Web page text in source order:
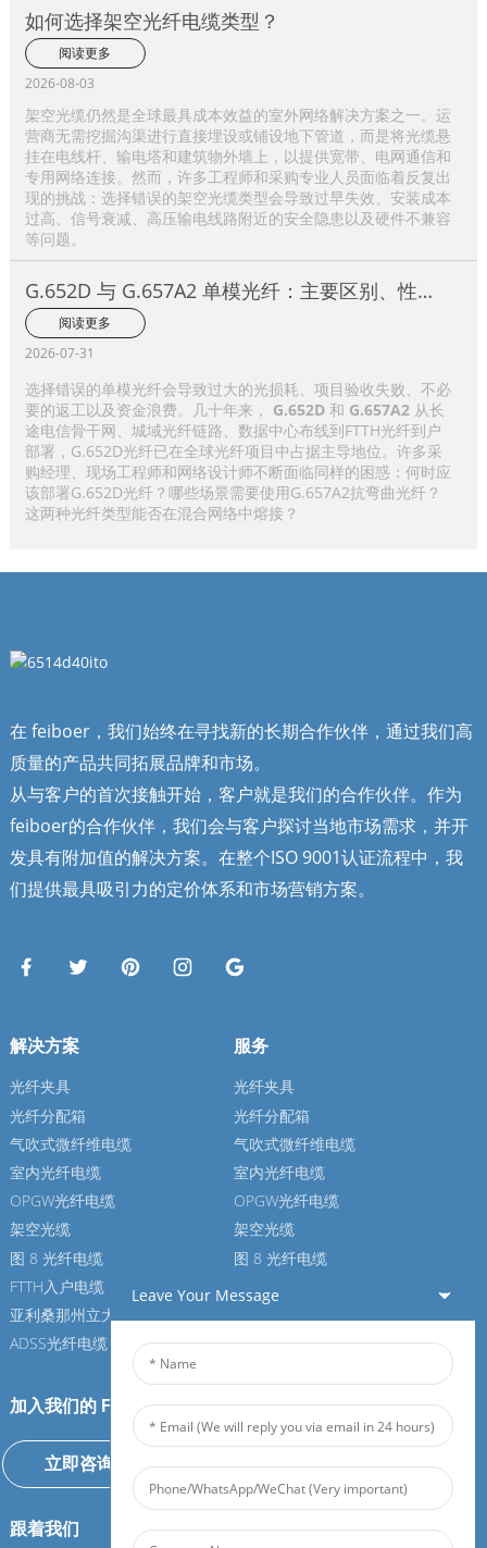
如何选择架空光纤电缆类型？
阅读更多
2026-08-03
架空光缆仍然是全球最具成本效益的室外网络解决方案之一。运
营商无需挖掘沟渠进行直接埋设或铺设地下管道，而是将光缆悬
挂在电线杆、输电塔和建筑物外墙上，以提供宽带、电网通信和
专用网络连接。然而，许多工程师和采购专业人员面临着反复出
现的挑战：选择错误的架空光缆类型会导致过早失效、安装成本
过高、信号衰减、高压输电线路附近的安全隐患以及硬件不兼容
等问题。
G.652D 与 G.657A2 单模光纤：主要区别、性能
比较及应用选择指南
阅读更多
2026-07-31
选择错误的单模光纤会导致过大的光损耗、项目验收失败、不必
要的返工以及资金浪费。几十年来， G.652D和 G.657A2从长
途电信骨干网、城域光纤链路、数据中心布线到FTTH光纤到户
部署，G.652D光纤已在全球光纤项目中占据主导地位。许多采
购经理、现场工程师和网络设计师不断面临同样的困惑：何时应
该部署G.652D光纤？哪些场景需要使用G.657A2抗弯曲光纤？
这两种光纤类型能否在混合网络中熔接？
在 feiboer，我们始终在寻找新的长期合作伙伴，通过我们高
质量的产品共同拓展品牌和市场。
从与客户的首次接触开始，客户就是我们的合作伙伴。作为
feiboer的合作伙伴，我们会与客户探讨当地市场需求，并开
发具有附加值的解决方案。在整个ISO 9001认证流程中，我
们提供最具吸引力的定价体系和市场营销方案。
解决方案
光纤夹具
光纤分配箱
气吹式微纤维电缆
室内光纤电缆
OPGW光纤电缆
架空光缆
图 8 光纤电缆
FTTH入户电缆
亚利桑那州立大学光纤电缆
ADSS光纤电缆
服务
光纤夹具
光纤分配箱
气吹式微纤维电缆
室内光纤电缆
OPGW光纤电缆
架空光缆
图 8 光纤电缆
ADSS光纤电缆
加入我们的 Feiboer
立即咨询
跟着我们
Leave Your Message